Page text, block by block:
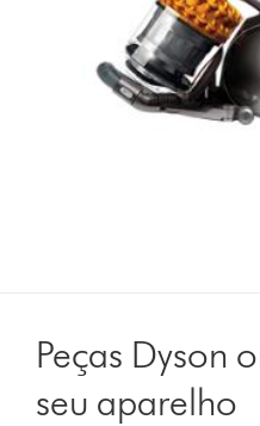
Peças Dyson
seu aparelho